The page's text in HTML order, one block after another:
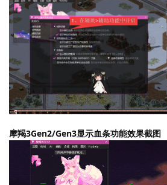
摩羯3Gen2/Gen3显示血条功能效果截图